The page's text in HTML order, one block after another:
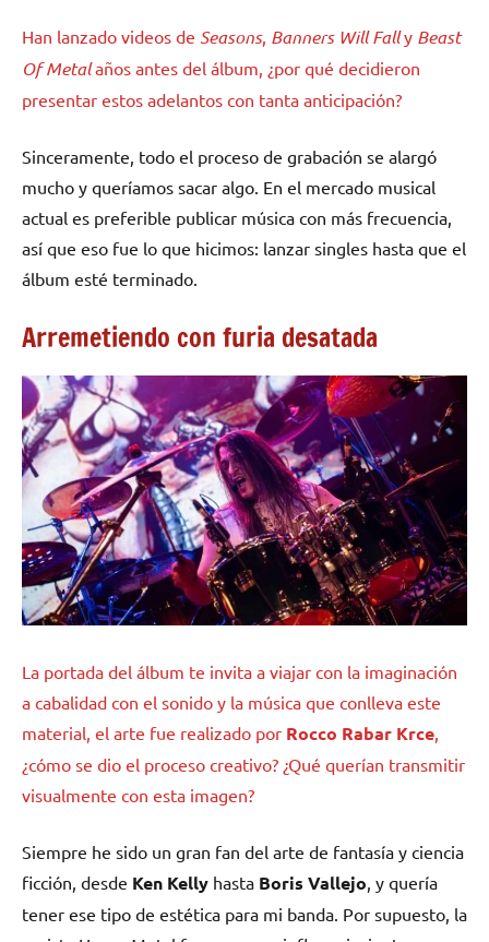
Han lanzado videos de Seasons, Banners Will Fally Beast
Of Metalaños antes del álbum, ¿por qué decidieron
presentar estos adelantos con tanta anticipación?
Sinceramente, todo el proceso de grabación se alargó
mucho y queríamos sacar algo. En el mercado musical
actual es preferible publicar música con más frecuencia,
así que eso fue lo que hicimos: lanzar singles hasta que el
álbum esté terminado.
Arremetiendo con furia desatada
La portada del álbum te invita a viajar con la imaginación
a cabalidad con el sonido y la música que conlleva este
material, el arte fue realizado por Rocco Rabar Krce
¿cómo se dio el proceso creativo? ¿Qué querían transmitir
visualmente con esta imagen?
Siempre he sido un gran fan del arte de fantasía y ciencia
ficción, desde Ken Kelly hasta Boris Vallejo , y quería
tener ese tipo de estética para mi banda. Por supuesto, la